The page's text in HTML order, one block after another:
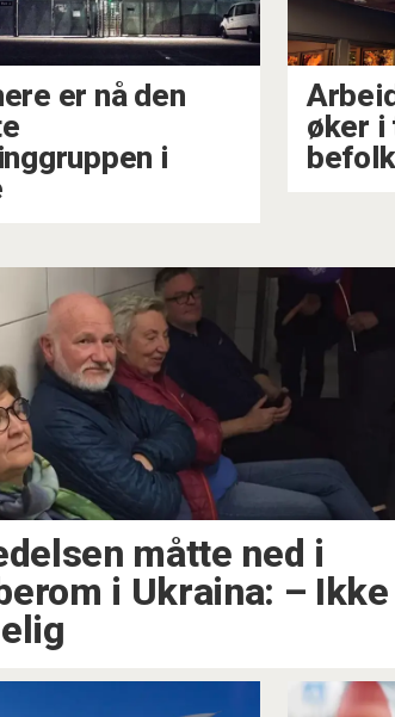
er nå den
i
øker i
måtte ned i
i Ukraina: –⁠ Ikke